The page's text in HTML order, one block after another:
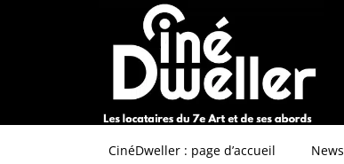
CinéDweller : page d’accueil News